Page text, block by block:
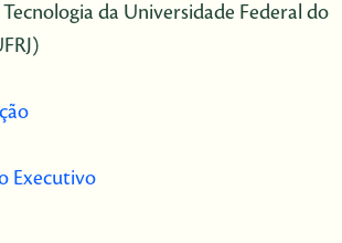
da Universidade Federal do
Executivo